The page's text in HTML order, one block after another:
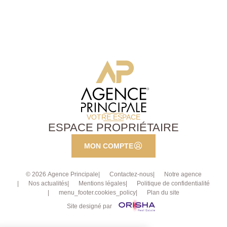
m² ? 13,15 m² ? 15,5 m²) ainsi qu'une salle d'eau
avec toilettes. Un appartement 2 pièces indépendant :
agréable pièce de vie avec cuisine ouverte (19,6 m²),
une chambre (11,84 m²) et une salle d'eau avec
VOTRE ESPACE
ESPACE PROPRIÉTAIRE
MON COMPTE
© 2026 Agence Principale Contactez-nous
Notre agence
Nos actualités
Mentions légales
Politique de confidentialité
menu_footer.cookies_policy
Plan du site
Site designé par